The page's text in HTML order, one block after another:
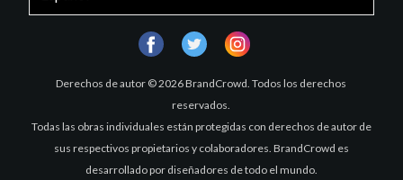
Derechos de autor © 2026 BrandCrowd. Todos los derechos
reservados.
Todas las obras individuales están protegidas con derechos de autor de
sus respectivos propietarios y colaboradores. BrandCrowd es
desarrollado por diseñadores de todo el mundo.
facebooktwitter instagram